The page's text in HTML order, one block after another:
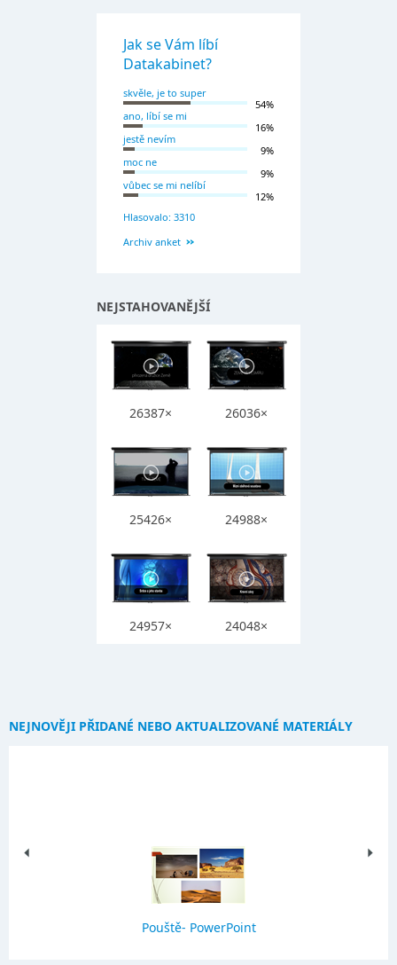
Jak se Vám líbí
Datakabinet?
skvěle, je to super
54%
ano, líbí se mi
16%
jestě nevím
9%
moc ne
9%
vůbec se mi nelíbí
12%
Hlasovalo: 3310
Archiv anket
NEJSTAHOVANĚJŠÍ
26387× 26036×
25426× 24988×
24957× 24048×
NEJNOVĚJI PŘIDANÉ NEBO AKTUALIZOVANÉ MATERIÁLY
Pouště- PowerPoint